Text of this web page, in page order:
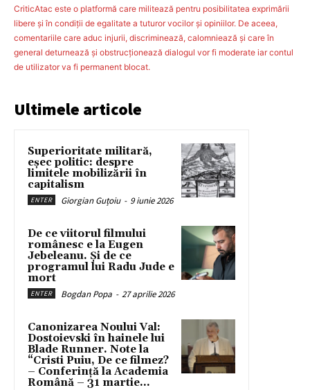
CriticAtac este o platformă care militează pentru posibilitatea exprimării
libere şi în condiţii de egalitate a tuturor vocilor şi opiniilor. De aceea,
comentariile care aduc injurii, discriminează, calomniează şi care în
general deturnează şi obstrucţionează dialogul vor fi moderate iar contul
de utilizator va fi permanent blocat.
Ultimele articole
Superioritate militară,
eșec politic: despre
limitele mobilizării în
capitalism
ENTER Giorgian Guțoiu - 9 iunie 2026
De ce viitorul filmului
românesc e la Eugen
Jebeleanu. Și de ce
programul lui Radu Jude e
mort
ENTER Bogdan Popa - 27 aprilie 2026
Canonizarea Noului Val:
Dostoievski în hainele lui
Blade Runner. Note la
“Cristi Puiu, De ce filmez?
– Conferință la Academia
Română – 31 martie...